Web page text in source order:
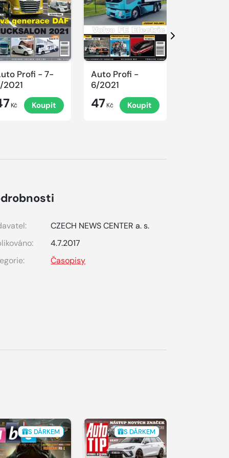
Profi - 7-
2021
Kč Koupit
Auto Profi -
6/2021
47 Kč Koupit
Další
CZECH NEWS CENTER a. s.
4.7.2017
Časopisy
S DÁRKEM S DÁRKEM